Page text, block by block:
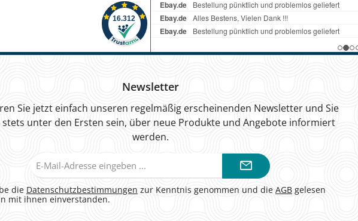
Newsletter
Sie jetzt einfach unseren regelmäßig erscheinenden Newsletter und Sie
unter den Ersten sein, über neue Produkte und Angebote informiert
werden.
Mail-
die Datenschutzbestimmungen zur Kenntnis genommen und die AGB gelesen
mit ihnen einverstanden.